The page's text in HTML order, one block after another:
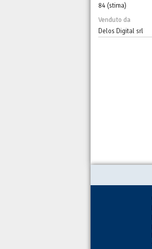
84 (stima)
Venduto da
Delos Digital srl